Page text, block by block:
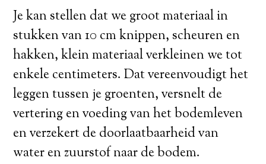
Je kan stellen dat we groot materiaal in
stukken van 10 cm knippen, scheuren en
hakken, klein materiaal verkleinen we tot
enkele centimeters. Dat vereenvoudigt het
leggen tussen je groenten, versnelt de
vertering en voeding van het bodemleven
en verzekert de doorlaatbaarheid van
water en zuurstof naar de bodem.